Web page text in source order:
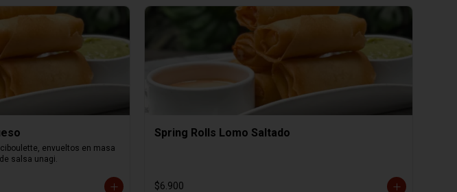
envueltos en masa
salsa unagi.
Spring Rolls Lomo Saltado
$6.900